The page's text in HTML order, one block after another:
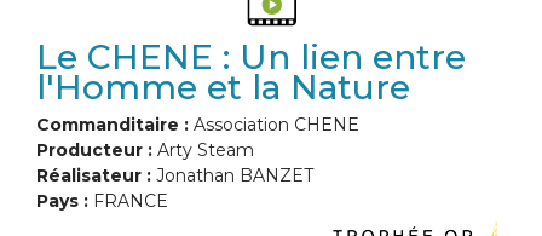
Le CHENE : Un lien entre
l'Homme et la Nature
Commanditaire : Association CHENE
Producteur : Arty Steam
Réalisateur : Jonathan BANZET
Pays : FRANCE